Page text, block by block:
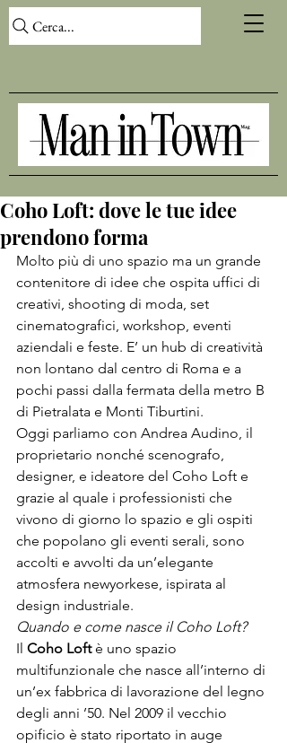
Cerca...
Coho Loft: dove le tue idee
prendono forma
Molto più di uno spazio ma un grande
contenitore di idee che ospita uffici di
creativi, shooting di moda, set
cinematografici, workshop, eventi
aziendali e feste. E’ un hub di creatività
non lontano dal centro di Roma e a
pochi passi dalla fermata della metro B
di Pietralata e Monti Tiburtini.
Oggi parliamo con Andrea Audino, il
proprietario nonché scenografo,
designer, e ideatore del Coho Loft e
grazie al quale i professionisti che
vivono di giorno lo spazio e gli ospiti
che popolano gli eventi serali, sono
accolti e avvolti da un’elegante
atmosfera newyorkese, ispirata al
design industriale.
Quando e come nasce il Coho Loft?
Il Coho Loft è uno spazio
multifunzionale che nasce all’interno di
un’ex fabbrica di lavorazione del legno
degli anni ’50. Nel 2009 il vecchio
opificio è stato riportato in auge